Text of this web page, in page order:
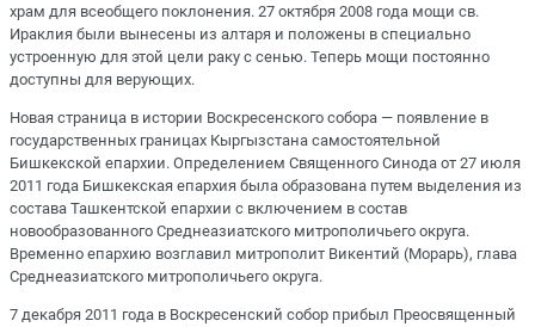
храм для всеобщего поклонения. 27 октября 2008 года мощи св.
Ираклия были вынесены из алтаря и положены в специально
устроенную для этой цели раку с сенью. Теперь мощи постоянно
доступны для верующих.
Новая страница в истории Воскресенского собора ― появление в
государственных границах Кыргызстана самостоятельной
Бишкекской епархии. Определением Священного Синода от 27 июля
2011 года Бишкекская епархия была образована путем выделения из
состава Ташкентской епархии с включением в состав
новообразованного Среднеазиатского митрополичьего округа.
Временно епархию возглавил митрополит Викентий (Морарь), глава
Среднеазиатского митрополичьего округа.
7 декабря 2011 года в Воскресенский собор прибыл Преосвященный